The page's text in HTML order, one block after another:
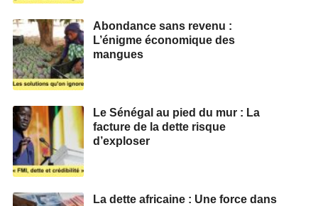
Abondance sans revenu :
L’énigme économique des
mangues
Le Sénégal au pied du mur : La
facture de la dette risque
d’exploser
La dette africaine : Une force dans